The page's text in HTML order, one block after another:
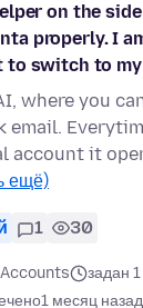
on the
properly. I
to switch to my
where you
email.
account it
ещё)
1 30
Accounts
задан
1 месяц назад